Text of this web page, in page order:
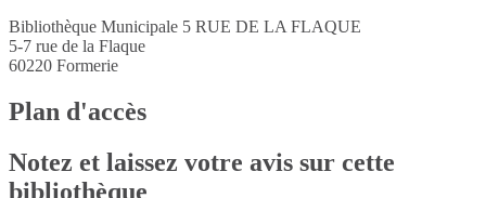
Bibliothèque Municipale 5 RUE DE LA FLAQUE
5-7 rue de la Flaque
60220 Formerie
Plan d'accès
Notez et laissez votre avis sur cette
bibliothèque